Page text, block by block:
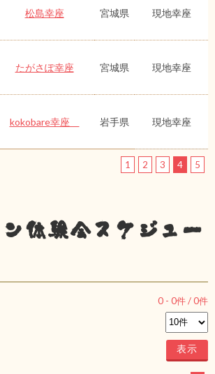
松島幸座 宮城県 現地幸座
たがさぽ幸座 宮城県 現地幸座
kokobare幸座 岩手県 現地幸座
1 2 3 4 5
体験会スケジュー
0 - 0件 /0件